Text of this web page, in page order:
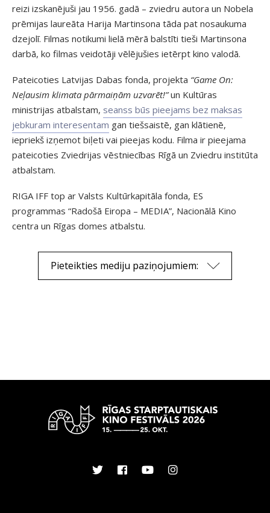
reizi izskanējuši jau 1956. gadā – zviedru autora un Nobela
prēmijas laureāta Harija Martinsona tāda pat nosaukuma
dzejolī. Filmas notikumi lielā mērā balstīti tieši Martinsona
darbā, ko filmas veidotāji vēlējušies ietērpt kino valodā.
Pateicoties Latvijas Dabas fonda, projekta “Game On:
Neļausim klimata pārmaiņām uzvarēt!”un Kultūras
ministrijas atbalstam, seanss būs pieejams bez maksas
jebkuram interesentam gan tiešsaistē, gan klātienē,
iepriekš izņemot biļeti vai pieejas kodu. Filma ir pieejama
pateicoties Zviedrijas vēstniecības Rīgā un Zviedru institūta
atbalstam.
RIGA IFF top ar Valsts Kultūrkapitāla fonda, ES
programmas “Radošā Eiropa – MEDIA”, Nacionālā Kino
centra un Rīgas domes atbalstu.
Pieteikties mediju paziņojumiem: